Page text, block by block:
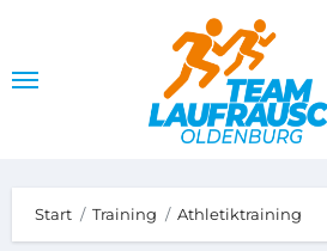
springen
Start Training Athletiktraining